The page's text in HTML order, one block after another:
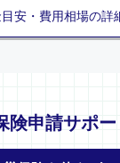
安・費用相場の詳
険申請サポー